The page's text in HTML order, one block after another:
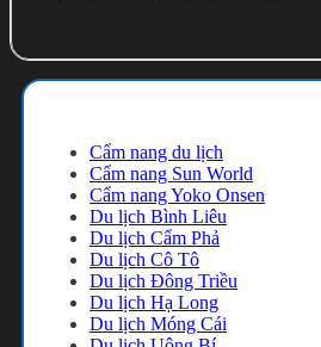
Cẩm nang du lịch
Cẩm nang Sun World
Cẩm nang Yoko Onsen
Du lịch Bình Liêu
Du lịch Cẩm Phả
Du lịch Cô Tô
Du lịch Đông Triều
Du lịch Hạ Long
Du lịch Móng Cái